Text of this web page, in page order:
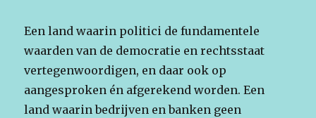
Een land waarin politici de fundamentele
waarden van de democratie en rechtsstaat
vertegenwoordigen, en daar ook op
aangesproken én afgerekend worden. Een
land waarin bedrijven en banken geen